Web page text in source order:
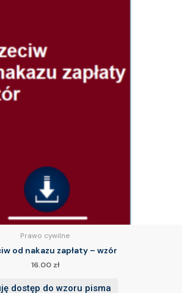
Prawo cywilne
od nakazu zapłaty – wzór
16.00 zł
dostęp do wzoru pisma